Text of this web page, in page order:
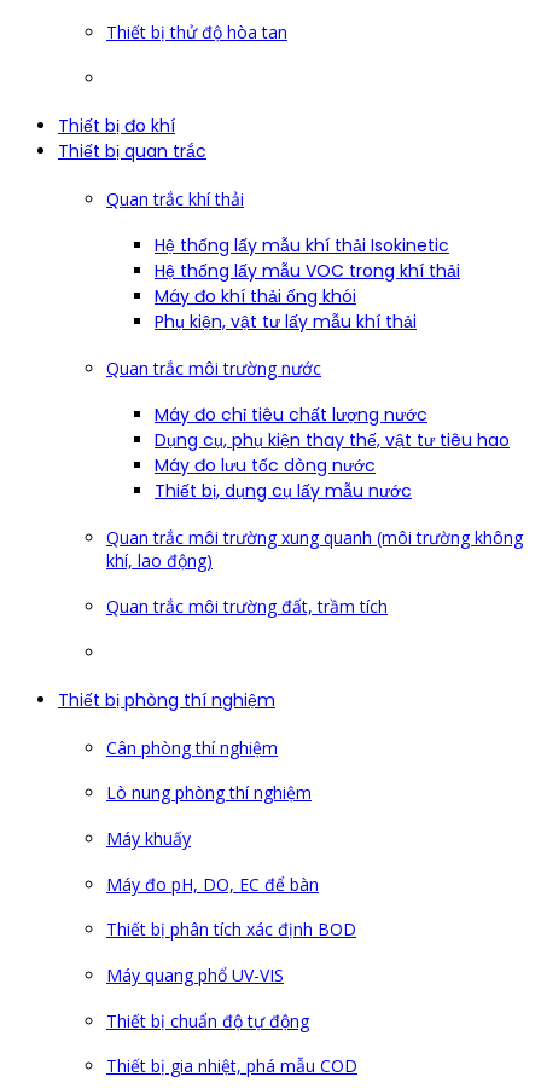
Thiết bị thử độ hòa tan
Thiết bị đo khí
Thiết bị quan trắc
Quan trắc khí thải
Hệ thống lấy mẫu khí thải Isokinetic
Hệ thống lấy mẫu VOC trong khí thải
Máy đo khí thải ống khói
Phụ kiện, vật tư lấy mẫu khí thải
Quan trắc môi trường nước
Máy đo chỉ tiêu chất lượng nước
Dụng cụ, phụ kiện thay thế, vật tư tiêu hao
Máy đo lưu tốc dòng nước
Thiết bị, dụng cụ lấy mẫu nước
Quan trắc môi trường xung quanh (môi trường không
khí, lao động)
Quan trắc môi trường đất, trầm tích
Thiết bị phòng thí nghiệm
Cân phòng thí nghiệm
Lò nung phòng thí nghiệm
Máy khuấy
Máy đo pH, DO, EC để bàn
Thiết bị phân tích xác định BOD
Máy quang phổ UV-VIS
Thiết bị chuẩn độ tự động
Thiết bị gia nhiệt, phá mẫu COD